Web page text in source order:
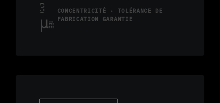
3
μm
CONCENTRICITÉ · TOLÉRANCE DE
FABRICATION GARANTIE